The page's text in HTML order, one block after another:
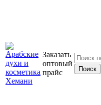
Заказать
оптовый
прайс